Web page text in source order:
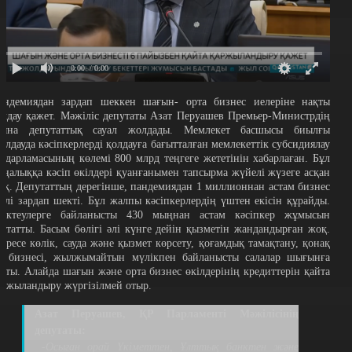
0:00 / 0:00
зардап шеккен шағын- орта бизнес иелеріне нақты
қажет. Мәжіліс депутаты Азат Перуашев Премьер-Министрдің
депутаттық сауал жолдады. Мемлекет басшысы биылғы
кәсіпкерлерді қолдауға бағытталған мемлекеттік субсидиялау
көлемі 800 млрд теңгеге жететінін хабарлаған. Бұл
кәсіп өкілдері қуанғанымен тапсырма жүйелі жүзеге асқан
Депутаттың дерегінше, пандемиядан 1 миллионнан астам бизнес
зардап шекті. Бұл жалпы кәсіпкерлердің үштен екісін құрайды.
байланысты 430 мыңнан астам кәсіпкер жұмысын
Басым бөлігі әлі күнге дейін қызметін жандандырған жоқ.
көлік, сауда және қызмет көрсету, қоғамдық тамақтану, қонақ
бизнесі, жылжымайтын мүлікпен байланысты салалар шығынға
Алайда шағын және орта бизнес өкілдерінің кредиттерін қайта
жүргізілмей отыр.